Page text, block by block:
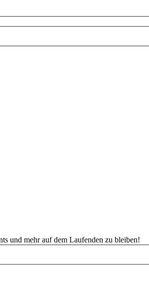
und mehr auf dem Laufenden zu bleiben!